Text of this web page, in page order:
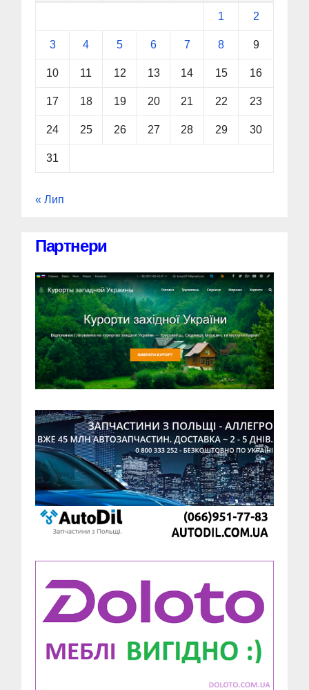
1 2
3 4 5 6 7 8 9
10 11 12 13 14 15 16
17 18 19 20 21 22 23
24 25 26 27 28 29 30
31
« Лип
Партнери